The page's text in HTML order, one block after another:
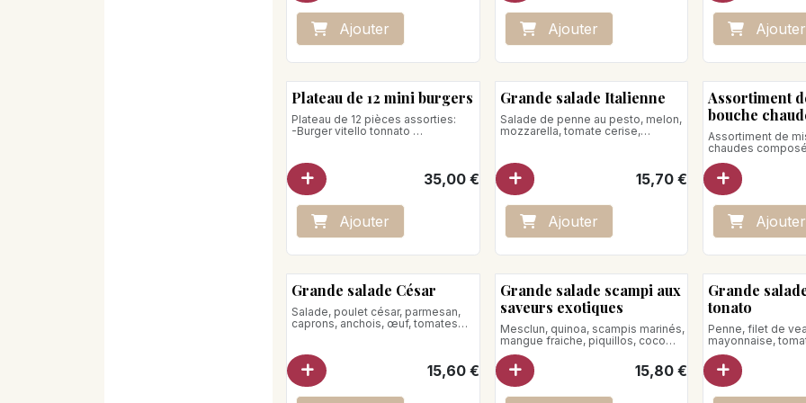
Ajouter
Micro-onde : percer le film, placer
la barquette sur une assiette, 4 min
à 800 watts
Préchauffer votre four à 130°C.
Enfourner 30 min sans enlever le
film.
Poids net : 400g
Ajouter Ajouter
A chauffer
Plateau de 12 mini burgers
Plateau de 12 pièces assorties:
-Burger vitello tonnato
-Burger de bœuf
35,00€
Ajouter
Grande salade Italienne
Salade de penne au pesto, melon,
mozzarella, tomate cerise,
Produit végétarien
15,70€
Ajouter
A chauffer
Assortiment
bouche
Assortiment de
chaudes
-Mini quiche
-Mini pizza Thon
-Mini croque
-Mini arancini
Ajouter
Grande salade César
Salade, poulet césar, parmesan,
caprons, anchois, œuf, tomates
15,60€
Grande salade scampi aux
saveurs exotiques
Mesclun, quinoa, scampis marinés,
mangue fraiche, piquillos, coco
rapèe, mange tout, grenade,
tomate cerise grappe, vinaigrette
passion
Poids net : 400g
15,80€
Grande
tonato
Penne, filet de
mayonnaise,
échalotte, olives
Poids net: 400g